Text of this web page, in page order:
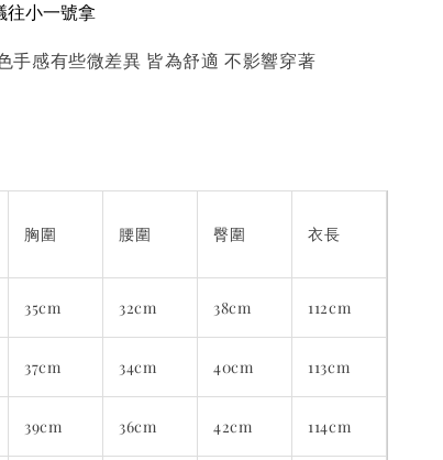
往小一號拿
手感有些微差異 皆為舒適 不影響穿著
胸圍 腰圍 臀圍 衣長
35cm 32cm 38cm 112cm
37cm 34cm 40cm 113cm
39cm 36cm 42cm 114cm